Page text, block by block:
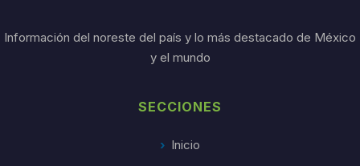
Información del noreste del país y lo más destacado de México
y el mundo
SECCIONES
Inicio